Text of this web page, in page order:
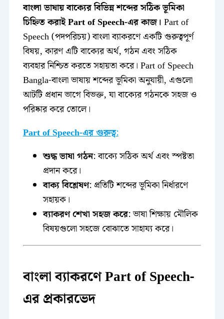
বাংলা ভাষায় বাক্যের বিভিন্ন শব্দের সঠিক ভূমিকা
চিহ্নিত করাই Part of Speech-এর কাজ। Part of
Speech (পদপরিচয়) বাংলা ব্যাকরণে একটি গুরুত্বপূর্ণ
বিষয়, কারণ এটি বাক্যের অর্থ, গঠন এবং সঠিক
ব্যবহার নিশ্চিত করতে সহায়তা করে। Part of Speech
Bangla-বাংলা ভাষায় শব্দের ভূমিকা অনুযায়ী, এগুলো
আটটি প্রধান ভাগে বিভক্ত, যা বাক্যের গঠনকে সহজ ও
পরিষ্কার করে তোলে।
Part of Speech-এর গুরুত্ব:
শুদ্ধ ভাষা গঠন: বাক্যে সঠিক অর্থ এবং স্পষ্টতা
প্রদান করে।
বাক্য বিশ্লেষণ: প্রতিটি শব্দের ভূমিকা নির্ধারণে
সহায়ক।
ব্যাকরণ শেখা সহজ করে: ভাষা শিক্ষায় মৌলিক
বিষয়গুলো সহজে বোঝাতে সাহায্য করে।
বাংলা ব্যাকরণে Part of Speech-
এর প্রকারভেদ